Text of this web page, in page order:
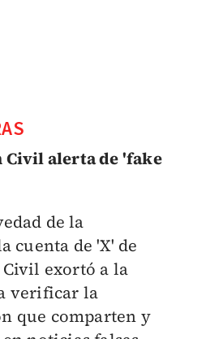
Civil alerta de 'fake
de la
cuenta de 'X' de
exortó a la
verificar la
que comparten y